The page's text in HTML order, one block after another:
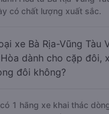
có chất lượng xuất sắc.
xe Bà Rịa-Vũng Tàu
dành cho cặp đôi,
đôi không?
1 hãng xe khai thác